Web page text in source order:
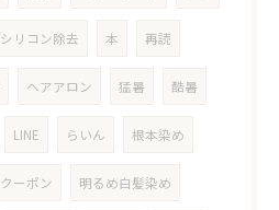
シリコン除去 本 再読
ヘアアロン 猛暑 酷暑
LINE らいん 根本染め
クーポン 明るめ白髪染め